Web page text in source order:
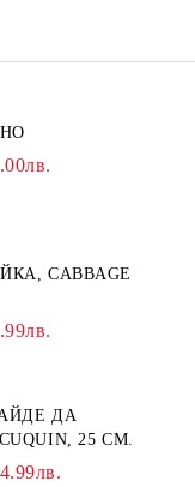
CABBAGE
ДА
25 СМ.